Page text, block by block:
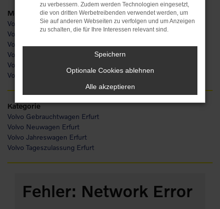
Modelle
Volvo S60 Erfurt
Volvo V60 Erfurt
Volvo V90 Erfurt
Volvo XC40 Erfurt
Volvo XC60 Erfurt
Volvo XC90 Erfurt
Kategorie
Volvo Gebrauchtwagen Erfurt
Volvo Neuwagen Erfurt
Volvo Jahreswagen Erfurt
Volvo Tageszulassung Erfurt
Fehler: Network Error
zu verbessern. Zudem werden Technologien eingesetzt,
die von dritten Werbetreibenden verwendet werden, um
Sie auf anderen Webseiten zu verfolgen und um Anzeigen
zu schalten, die für Ihre Interessen relevant sind.
Speichern
Optionale Cookies ablehnen
Alle akzeptieren